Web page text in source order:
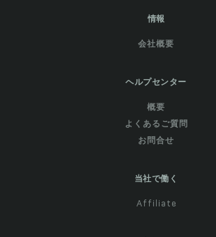
情報
会社概要
ヘルプセンター
概要
よくあるご質問
お問合せ
当社で働く
Affiliate